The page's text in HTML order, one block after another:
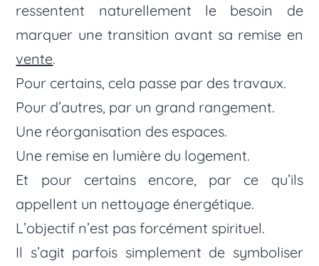
ressentent naturellement le besoin de
marquer une transition avant sa remise en
vente.
Pour certains, cela passe par des travaux.
Pour d’autres, par un grand rangement.
Une réorganisation des espaces.
Une remise en lumière du logement.
Et pour certains encore, par ce qu’ils
appellent un nettoyage énergétique.
L’objectif n’est pas forcément spirituel.
Il s’agit parfois simplement de symboliser